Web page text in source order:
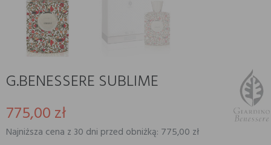
G.BENESSERE SUBLIME
775,00 zł
Najniższa cena z 30 dni przed obniżką: 775,00 zł